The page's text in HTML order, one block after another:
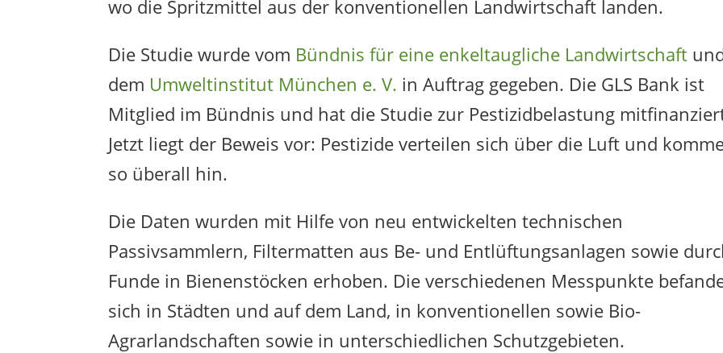
wo die Spritzmittel aus der konventionellen Landwirtschaft landen.
Die Studie wurde vom Bündnis für eine enkeltaugliche Landwirtschaft
dem Umweltinstitut München e. V. in Auftrag gegeben. Die GLS Bank ist
Mitglied im Bündnis und hat die Studie zur Pestizidbelastung
Jetzt liegt der Beweis vor: Pestizide verteilen sich über die Luft und
so überall hin.
Die Daten wurden mit Hilfe von neu entwickelten technischen
Passivsammlern, Filtermatten aus Be- und Entlüftungsanlagen sowie
Funde in Bienenstöcken erhoben. Die verschiedenen Messpunkte
sich in Städten und auf dem Land, in konventionellen sowie Bio-
Agrarlandschaften sowie in unterschiedlichen Schutzgebieten.